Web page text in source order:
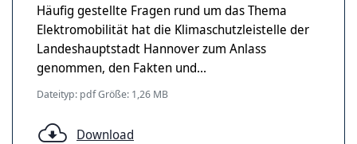
Häufig gestellte Fragen rund um das Thema
Elektromobilität hat die Klimaschutzleistelle der
Landeshauptstadt Hannover zum Anlass
genommen, den Fakten und...
Dateityp: pdf Größe: 1,26 MB
Download